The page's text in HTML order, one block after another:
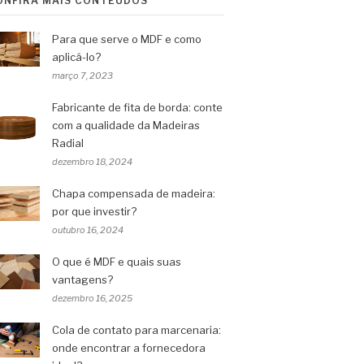
Para que serve o MDF e como
aplicá-lo?
março 7, 2023
Fabricante de fita de borda: conte
com a qualidade da Madeiras
Radial
dezembro 18, 2024
Chapa compensada de madeira:
por que investir?
outubro 16, 2024
O que é MDF e quais suas
vantagens?
dezembro 16, 2025
Cola de contato para marcenaria:
onde encontrar a fornecedora